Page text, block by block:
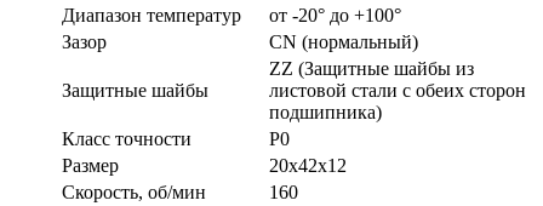
Диапазон температур
от -20° до +100°
Зазор
CN (нормальный)
Защитные шайбы
ZZ (Защитные шайбы из
листовой стали с обеих сторон
подшипника)
Класс точности
P0
Размер
20х42х12
Скорость, об/мин
160